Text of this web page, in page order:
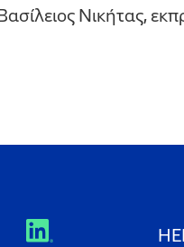
Νικήτας,